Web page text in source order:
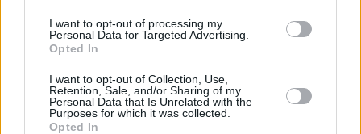
I want to opt-out of processing my
Personal Data for Targeted Advertising.
Opted In
I want to opt-out of Collection, Use,
Retention, Sale, and/or Sharing of my
Personal Data that Is Unrelated with the
Purposes for which it was collected.
Opted In